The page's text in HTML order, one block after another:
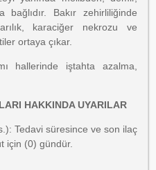
Bakır zehirliliğinde
karaciğer nekrozu ve
ortaya çıkar.
hallerinde iştahta azalma,
HAKKINDA UYARILAR
Tedavi süresince ve son ilaç
için (0) gündür.